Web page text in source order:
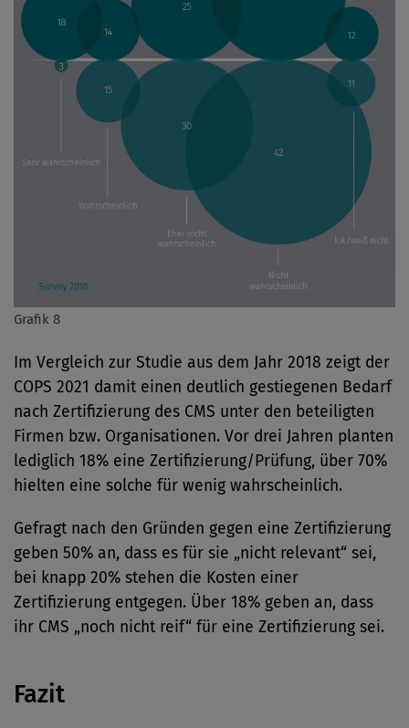
Grafik 8
Im Vergleich zur Studie aus dem Jahr 2018 zeigt der
COPS 2021 damit einen deutlich gestiegenen Bedarf
nach Zertifizierung des CMS unter den beteiligten
Firmen bzw. Organisationen. Vor drei Jahren planten
lediglich 18% eine Zertifizierung/Prüfung, über 70%
hielten eine solche für wenig wahrscheinlich.
Gefragt nach den Gründen gegen eine Zertifizierung
geben 50% an, dass es für sie „nicht relevant“ sei,
bei knapp 20% stehen die Kosten einer
Zertifizierung entgegen. Über 18% geben an, dass
ihr CMS „noch nicht reif“ für eine Zertifizierung sei.
Fazit